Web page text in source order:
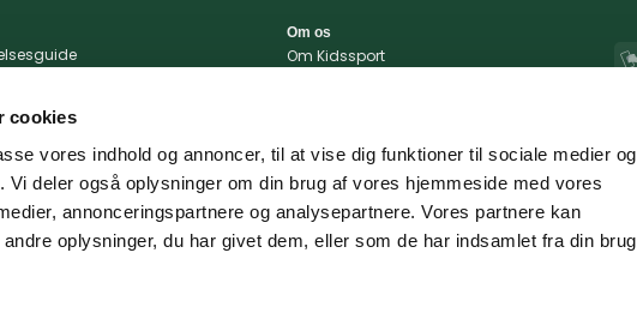
cookies
vores indhold og annoncer, til at vise dig funktioner til sociale medier og
deler også oplysninger om din brug af vores hjemmeside med vores
annonceringspartnere og analysepartnere. Vores partnere kan
oplysninger, du har givet dem, eller som de har indsamlet fra din brug
og levering
Om os
Om Kidssport